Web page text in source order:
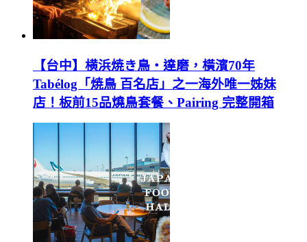
【台中】横浜焼き鳥‧達磨，橫濱70年
Tabélog「焼鳥 百名店」之一海外唯一姊妹
店！板前15品燒鳥套餐、Pairing 完整開箱